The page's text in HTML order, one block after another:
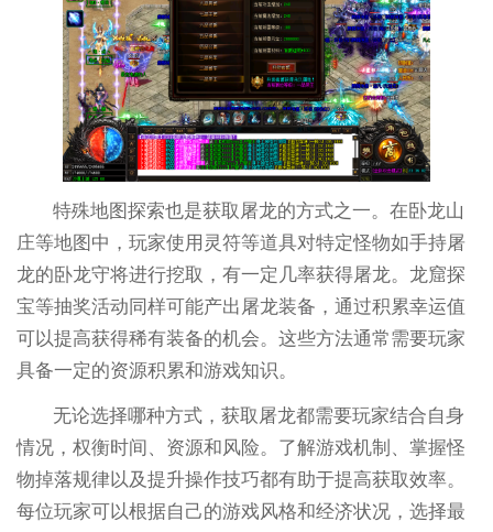
特殊地图探索也是获取屠龙的方式之一。在卧龙山
庄等地图中，玩家使用灵符等道具对特定怪物如手持屠
龙的卧龙守将进行挖取，有一定几率获得屠龙。龙窟探
宝等抽奖活动同样可能产出屠龙装备，通过积累幸运值
可以提高获得稀有装备的机会。这些方法通常需要玩家
具备一定的资源积累和游戏知识。
无论选择哪种方式，获取屠龙都需要玩家结合自身
情况，权衡时间、资源和风险。了解游戏机制、掌握怪
物掉落规律以及提升操作技巧都有助于提高获取效率。
每位玩家可以根据自己的游戏风格和经济状况，选择最